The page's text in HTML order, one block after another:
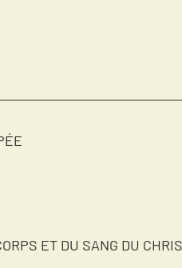
ET DU SANG DU